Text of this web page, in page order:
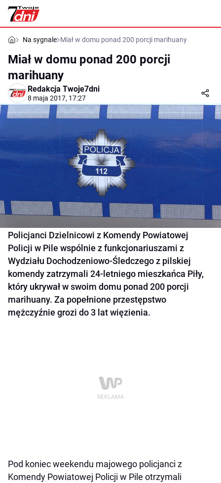
Na sygnale Miał w domu ponad 200 porcji marihuany
Miał w domu ponad 200 porcji
marihuany
Redakcja Twoje7dni
8 maja 2017, 17:27
Policjanci Dzielnicowi z Komendy Powiatowej
Policji w Pile wspólnie z funkcjonariuszami z
Wydziału Dochodzeniowo-Śledczego z pilskiej
komendy zatrzymali 24-letniego mieszkańca Piły,
który ukrywał w swoim domu ponad 200 porcji
marihuany. Za popełnione przestępstwo
mężczyźnie grozi do 3 lat więzienia.
Pod koniec weekendu majowego policjanci z
Komendy Powiatowej Policji w Pile otrzymali